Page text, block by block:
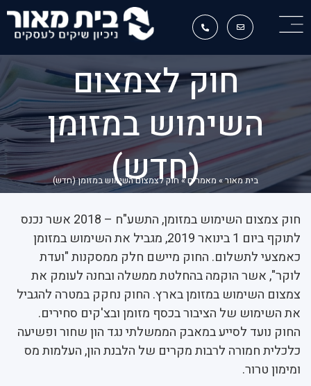
חוק לצמצום
השימוש במזומן
(חדש)
בית מאור» מאמרים» חוק לצמצום השימוש במזומן (חדש)
חוק צמצום השימוש במזומן, התשע"ח – 2018 אשר נכנס
לתוקף ביום 1 בינואר 2019, מגביל את השימוש במזומן
כאמצעי לתשלום. החוק מיישם חלק ממסקנות "ועדת
לוקר", אשר הוקמה בהחלטת ממשלה ובחנה לעומק את
צמצום השימוש במזומן בארץ. החוק נחקק במטרה להגביל
את השימוש של הציבור בכסף מזומן ובצ'קים סחירים.
החוק נועד לסייע במאבק הממשלתי נגד הון שחור ופשיעה
כלכלית חמורה לרבות מקרים של הלבנת הון, העלמות מס
ומימון טרור.